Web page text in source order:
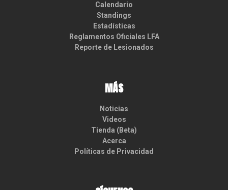
Calendario
Standings
Estadísticas
Reglamentos Oficiales LFA
Reporte de Lesionados
MÁS
Noticias
Videos
Tienda (Beta)
Acerca
Políticas de Privacidad